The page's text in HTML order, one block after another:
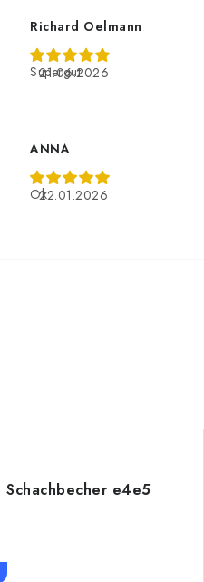
Richard Oelmann
21.06.2026
Supergut
ANNA
22.01.2026
Ok
Schachbecher e4e5